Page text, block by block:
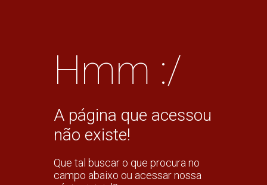
Hmm :/
A página que acessou
não existe!
Que tal buscar o que procura no
campo abaixo ou acessar nossa